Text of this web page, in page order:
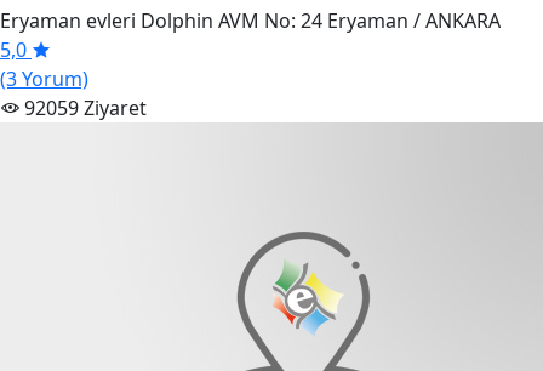
Eryaman evleri Dolphin AVM No: 24 Eryaman / ANKARA
5,0
(3 Yorum)
92059 Ziyaret